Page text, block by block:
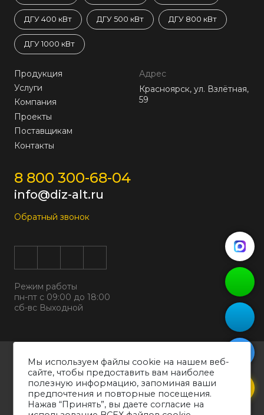
ДГУ 400 кВт ДГУ 500 кВт ДГУ 800 кВт
ДГУ 1000 кВт
Продукция
Услуги
Компания
Проекты
Поставщикам
Контакты
Адрес
Красноярск, ул. Взлётная,
59
8 800 300-68-04
info@diz-alt.ru
Обратный звонок
Режим работы
пн-пт с 09:00 до 18:00
сб-вс Выходной
Все права защищены © 2026
ООО "ДИЗАЛЬТ"
ИНН 6318069799 ОГРН 1226300038194
Политика конфиденциальности
Согласие на обработку персональных данных
Мы используем файлы cookie на нашем веб-
сайте, чтобы предоставить вам наиболее
полезную информацию, запоминая ваши
предпочтения и повторные посещения.
Нажав “Принять”, вы даете согласие на